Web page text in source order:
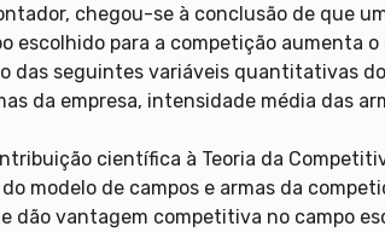
chegou-se à conclusão de que
escolhido para a competição aumenta
das seguintes variáveis quantitativas
da empresa, intensidade média das
científica à Teoria da
modelo de campos e armas da
dão vantagem competitiva no campo